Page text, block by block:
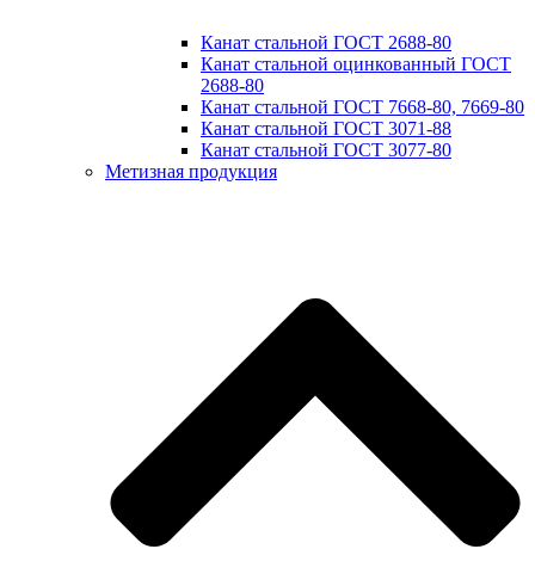
Канат стальной ГОСТ 2688-80
Канат стальной оцинкованный ГОСТ
2688-80
Канат стальной ГОСТ 7668-80, 7669-80
Канат стальной ГОСТ 3071-88
Канат стальной ГОСТ 3077-80
Метизная продукция